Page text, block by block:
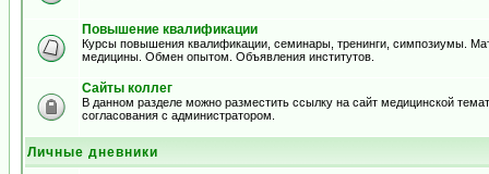
Повышение квалификации
Курсы повышения квалификации, семинары, тренинги, симпозиумы.
медицины. Обмен опытом. Объявления институтов.
Сайты коллег
В данном разделе можно разместить ссылку на сайт медицинской
согласования с администратором.
Личные дневники